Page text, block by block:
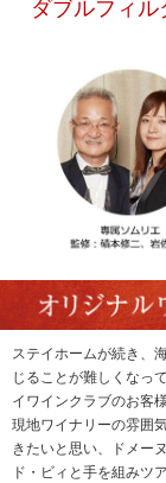
ダブルフィル
ステイホームが続き、
じることが難しくなっ
イワインクラブのお客
現地ワイナリーの雰囲
きたいと思い、ドメー
ド・ビィと手を組みツ